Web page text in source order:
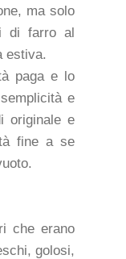
ma solo
di farro al
estiva.
paga e lo
e
originale e
fine a se
che erano
golosi,